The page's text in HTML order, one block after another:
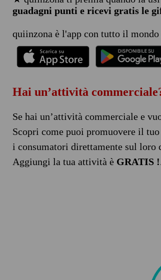
guadagni punti e ricevi gratis le
quiinzona è l'app con tutto il
Hai un’attività
Se hai un’attività commerciale e
Scopri come puoi promuovere il
i consumatori direttamente sul loro
Aggiungi la tua attività è GRATIS !